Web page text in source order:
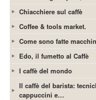
Chiacchiere sul caffè
Coffee & tools market.
Come sono fatte
Edo, il fumetto al Caffè
I caffè del mondo
Il caffè del barista:
cappuccini e…